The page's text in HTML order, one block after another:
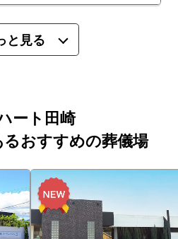
と見る
ート田崎
おすすめの葬儀場